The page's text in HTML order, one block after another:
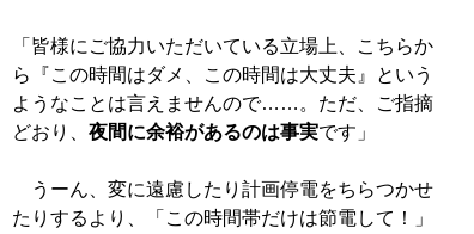
「皆様にご協力いただいている立場上、こちらか
ら『この時間はダメ、この時間は大丈夫』という
ようなことは言えませんので……。ただ、ご指摘
どおり、 夜間に余裕があるのは事実です」
うーん、変に遠慮したり計画停電をちらつかせ
たりするより、「この時間帯だけは節電して！」